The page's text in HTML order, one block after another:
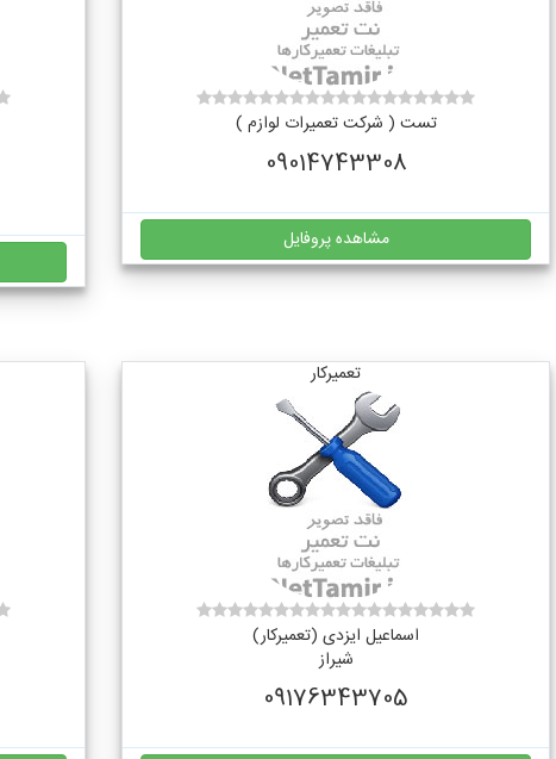
تست ( شرکت تعمیرات لوازم )
09014743308
مشاهده پروفایل
تعمیرکار
اسماعیل ایزدی (تعمیرکار)
شیراز
09176343705